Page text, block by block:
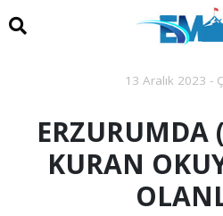
13 Aralık 2023 -
ERZURUMDA
KURAN